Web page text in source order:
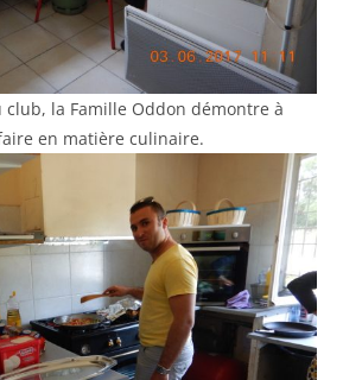
club, la Famille Oddon démontre à
en matière culinaire.